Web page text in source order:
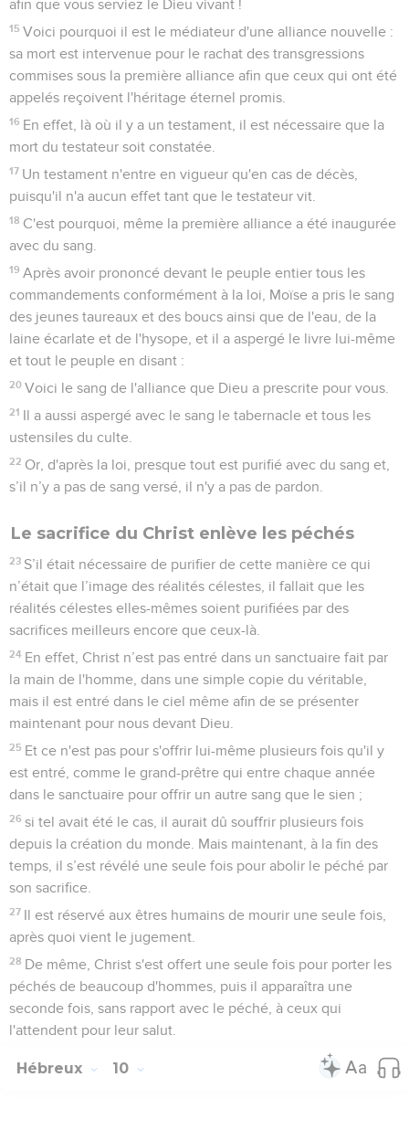
afin que vous serviez le Dieu vivant !
15 Voici pourquoi il est le médiateur d'une alliance nouvelle :
sa mort est intervenue pour le rachat des transgressions
commises sous la première alliance afin que ceux qui ont été
appelés reçoivent l'héritage éternel promis.
16 En effet, là où il y a un testament, il est nécessaire que la
mort du testateur soit constatée.
17 Un testament n'entre en vigueur qu'en cas de décès,
puisqu'il n'a aucun effet tant que le testateur vit.
18 C'est pourquoi, même la première alliance a été inaugurée
avec du sang.
19 Après avoir prononcé devant le peuple entier tous les
commandements conformément à la loi, Moïse a pris le sang
des jeunes taureaux et des boucs ainsi que de l'eau, de la
laine écarlate et de l'hysope, et il a aspergé le livre lui-même
et tout le peuple en disant :
20 Voici le sang de l'alliance que Dieu a prescrite pour vous.
21 Il a aussi aspergé avec le sang le tabernacle et tous les
ustensiles du culte.
22 Or, d'après la loi, presque tout est purifié avec du sang et,
s’il n’y a pas de sang versé, il n'y a pas de pardon.
Le sacrifice du Christ enlève les péchés
23 S’il était nécessaire de purifier de cette manière ce qui
n’était que l’image des réalités célestes, il fallait que les
réalités célestes elles-mêmes soient purifiées par des
sacrifices meilleurs encore que ceux-là.
24 En effet, Christ n’est pas entré dans un sanctuaire fait par
la main de l'homme, dans une simple copie du véritable,
mais il est entré dans le ciel même afin de se présenter
maintenant pour nous devant Dieu.
25 Et ce n'est pas pour s'offrir lui-même plusieurs fois qu'il y
est entré, comme le grand-prêtre qui entre chaque année
dans le sanctuaire pour offrir un autre sang que le sien ;
26 si tel avait été le cas, il aurait dû souffrir plusieurs fois
depuis la création du monde. Mais maintenant, à la fin des
temps, il s’est révélé une seule fois pour abolir le péché par
son sacrifice.
27 Il est réservé aux êtres humains de mourir une seule fois,
après quoi vient le jugement.
28 De même, Christ s'est offert une seule fois pour porter les
péchés de beaucoup d'hommes, puis il apparaîtra une
seconde fois, sans rapport avec le péché, à ceux qui
l'attendent pour leur salut.
Hébreux 10